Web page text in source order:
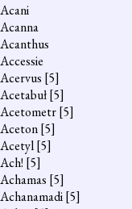
Acani
Acanna
Acanthus
Accessie
Acervus [5]
Acetabuł[5]
Acetometr[5]
Aceton[5]
Acetyl[5]
Ach! [5]
Achamas [5]
Achanamadi[5]